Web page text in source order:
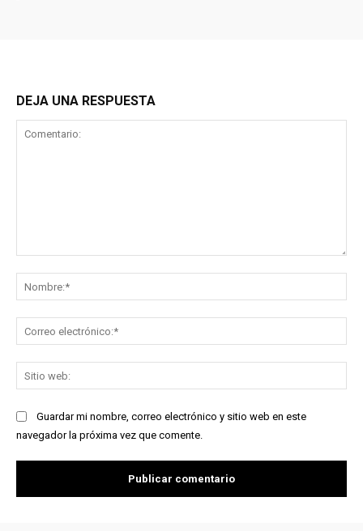
DEJA UNA RESPUESTA
Guardar mi nombre, correo electrónico y sitio web en este
navegador la próxima vez que comente.